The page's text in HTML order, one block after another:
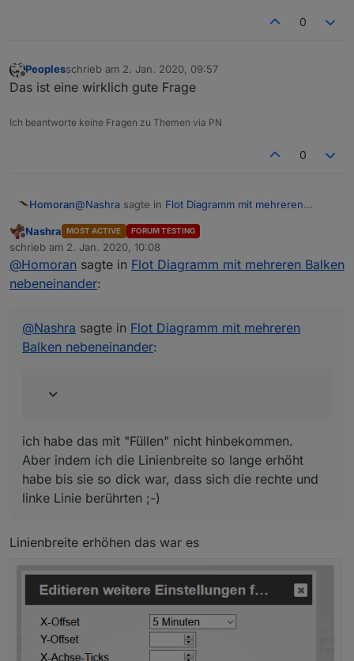
0
Offline
Peoplesschrieb am 2. Jan. 2020, 09:57
zuletzt editiert von
Das ist eine wirklich gute Frage
Ich beantworte keine Fragen zu Themen via PN
0
Homoran@Nashra sagte in Flot Diagramm mit mehreren
Einzigst was mir nicht gefällt ist das die Balken
keine Füllfarbe haben,
ich habe das mit "Füllen" nicht hinbekommen.
Aber indem ich die Linienbreite so lange erhöht habe
Beim erneuten einlesen in den Editor wird sonst
wieder der Abstand auf 0 gesetzt
Offline
Nashra MOST ACTIVE FORUM TESTING
schrieb am 2. Jan. 2020, 10:08
zuletzt editiert von
@Homoran sagte in Flot Diagramm mit mehreren Balken
nebeneinander:
@Nashra sagte in Flot Diagramm mit mehreren
Balken nebeneinander:
ich habe das mit "Füllen" nicht hinbekommen.
Aber indem ich die Linienbreite so lange erhöht
habe bis sie so dick war, dass sich die rechte und
linke Linie berührten ;-)
Linienbreite erhöhen das war es